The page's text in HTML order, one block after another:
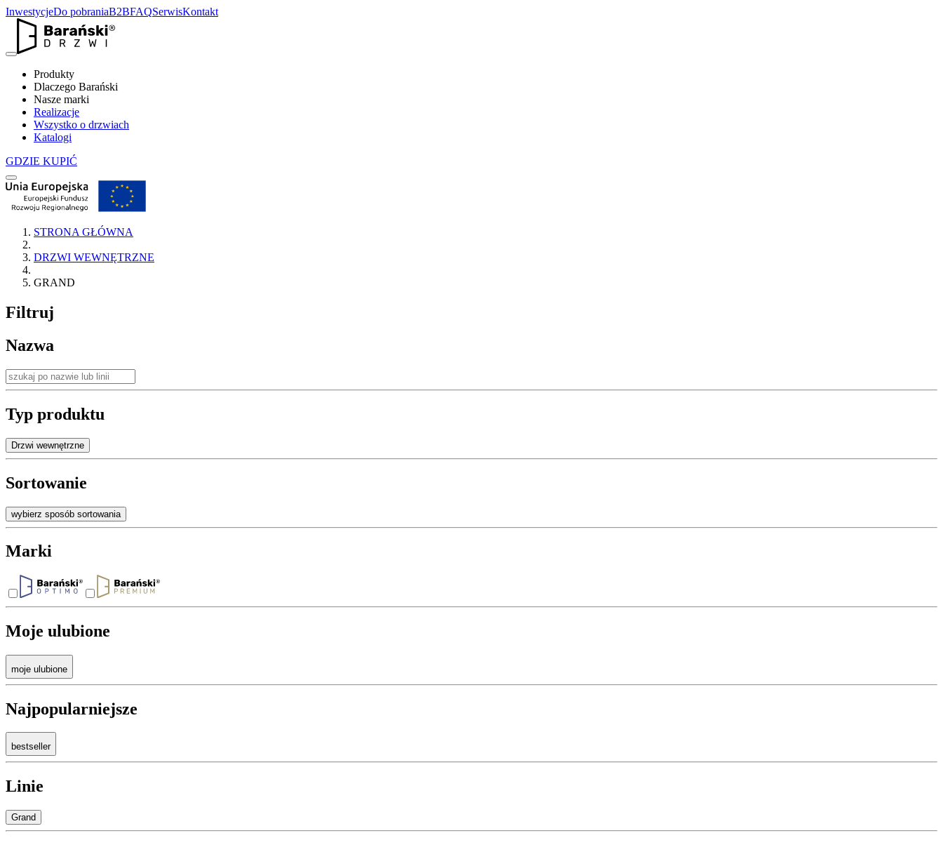
InwestycjeDo pobraniaB2BFAQSerwisKontakt
Produkty
Dlaczego Barański
Nasze marki
Realizacje
Wszystko o drzwiach
Katalogi
GDZIE KUPIĆ
STRONA GŁÓWNA
DRZWI WEWNĘTRZNE
GRAND
Filtruj
Nazwa
Typ produktu
Drzwi wewnętrzne
Sortowanie
wybierz sposób sortowania
Marki
Moje ulubione
moje ulubione
Najpopularniejsze
bestseller
Linie
Grand